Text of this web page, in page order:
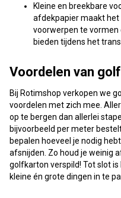
Kleine en breekbare
afdekpapier maakt het
voorwerpen te vormen
bieden tijdens het
Voordelen van
Bij Rotimshop verkopen we
voordelen met zich mee.
op te bergen dan allerlei
bijvoorbeeld per meter
bepalen hoeveel je nodig
afsnijden. Zo houd je weinig
golfkarton verspild! Tot slot
kleine én grote dingen in te